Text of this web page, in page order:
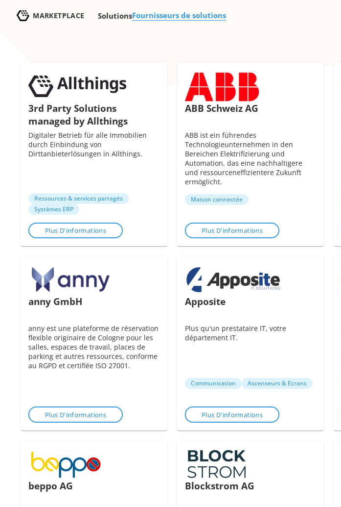
MARKETPLACE SolutionsFournisseurs de solutions
3rd Party Solutions
managed by Allthings
Digitaler Betrieb für alle Immobilien
durch Einbindung von
Dirttanbieterlösungen in Allthings.
Ressources & services partagés
Systèmes ERP
Plus D'informations
ABB Schweiz AG
ABB ist ein führendes
Technologieunternehmen in den
Bereichen Elektrifizierung und
Automation, das eine nachhaltigere
und ressourceneffizientere Zukunft
ermöglicht.
Maison connectée
Plus D'informations
anny GmbH
anny est une plateforme de réservation
flexible originaire de Cologne pour les
salles, espaces de travail, places de
parking et autres ressources, conforme
au RGPD et certifiée ISO 27001.
Plus D'informations
Apposite
Plus qu'un prestataire IT, votre
département IT.
Communication Ascenseurs & Ecrans
Plus D'informations
beppo AG Blockstrom AG